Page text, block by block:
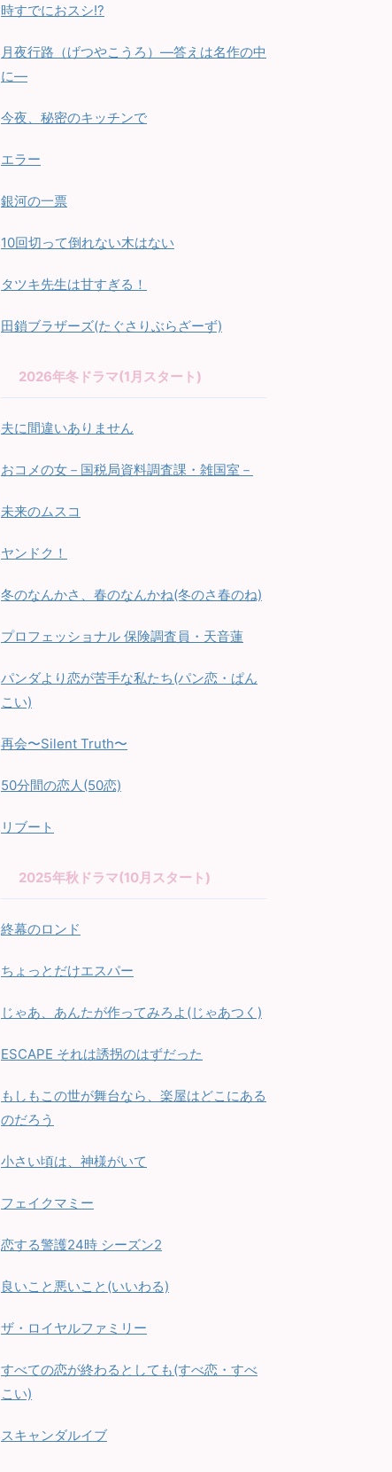
時すでにおスシ!?
月夜行路（げつやこうろ）—答えは名作の中
に—
今夜、秘密のキッチンで
エラー
銀河の一票
10回切って倒れない木はない
タツキ先生は甘すぎる！
田鎖ブラザーズ(たぐさりぶらざーず)
2026年冬ドラマ(1月スタート)
夫に間違いありません
おコメの女－国税局資料調査課・雑国室－
未来のムスコ
ヤンドク！
冬のなんかさ、春のなんかね(冬のさ春のね)
プロフェッショナル 保険調査員・天音蓮
パンダより恋が苦手な私たち(パン恋・ぱん
こい)
再会〜Silent Truth〜
50分間の恋人(50恋)
リブート
2025年秋ドラマ(10月スタート)
終幕のロンド
ちょっとだけエスパー
じゃあ、あんたが作ってみろよ(じゃあつく)
ESCAPE それは誘拐のはずだった
もしもこの世が舞台なら、楽屋はどこにある
のだろう
小さい頃は、神様がいて
フェイクマミー
恋する警護24時 シーズン2
良いこと悪いこと(いいわる)
ザ・ロイヤルファミリー
すべての恋が終わるとしても(すべ恋・すべ
こい)
スキャンダルイブ